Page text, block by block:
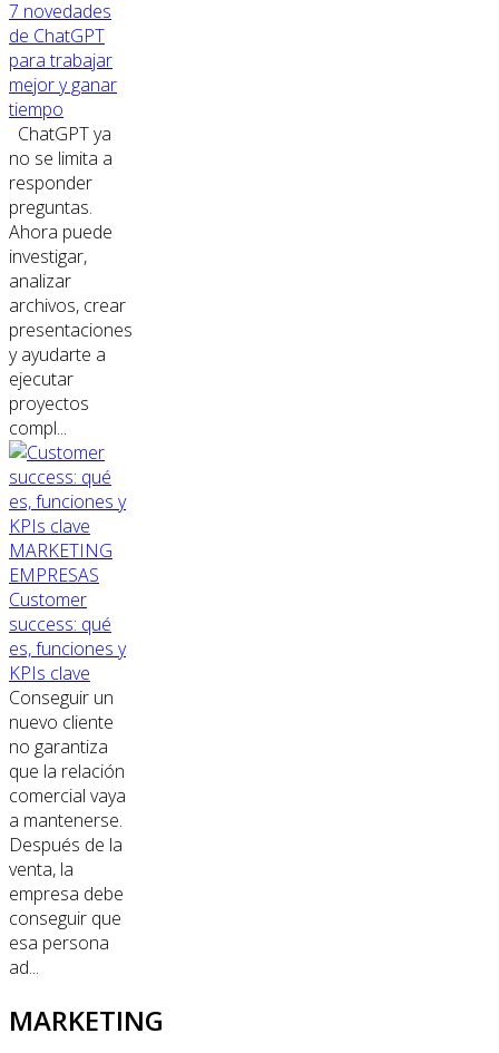
7 novedades
de ChatGPT
para trabajar
mejor y ganar
tiempo
ChatGPT ya
no se limita a
responder
preguntas.
Ahora puede
investigar,
analizar
archivos, crear
presentaciones
y ayudarte a
ejecutar
proyectos
compl...
MARKETING
EMPRESAS
Customer
success: qué
es, funciones y
KPIs clave
Conseguir un
nuevo cliente
no garantiza
que la relación
comercial vaya
a mantenerse.
Después de la
venta, la
empresa debe
conseguir que
esa persona
ad...
MARKETING